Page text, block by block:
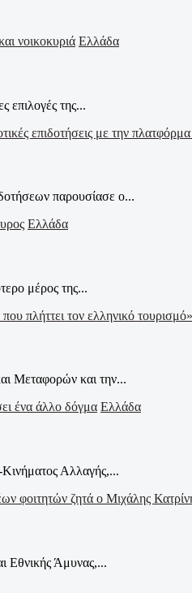
Ελλάδα
επιλογές της...
παρουσίασε ο...
Ελλάδα
μέρος της...
Μεταφορών και την...
Ελλάδα
Αλλαγής,...
Εθνικής Άμυνας,...